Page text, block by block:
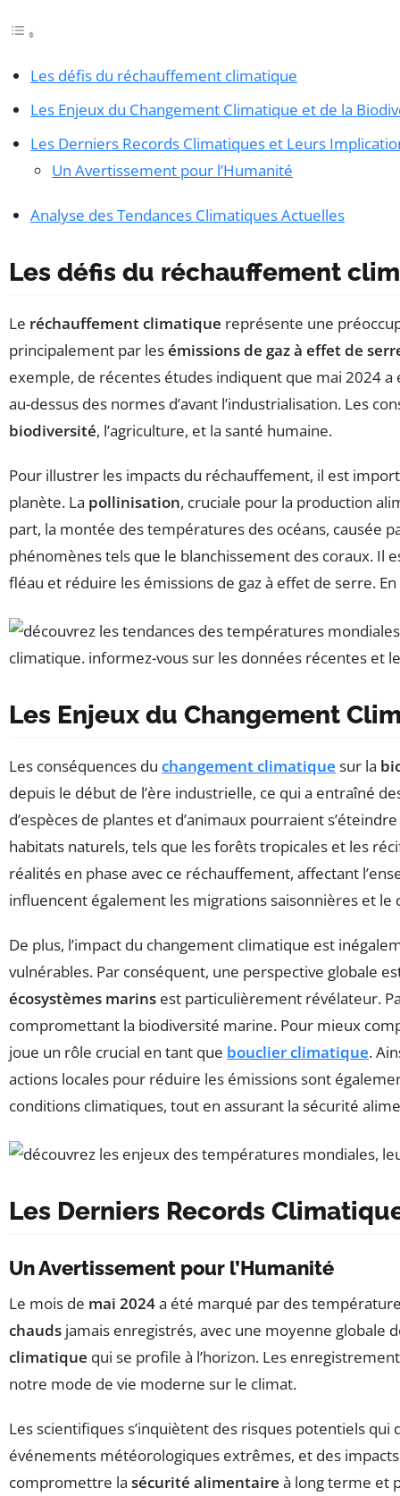
Les défis du réchauffement climatique
Les Enjeux du Changement Climatique et de la
Les Derniers Records Climatiques et Leurs
Un Avertissement pour l’Humanité
Analyse des Tendances Climatiques Actuelles
Les défis du réchauffement
Le réchauffement climatique représente une
principalement par lesémissions de gaz à effet de
exemple, de récentes études indiquent que mai 2024
au-dessus des normes d’avant l’industrialisation. Les
biodiversité, l’agriculture, et la santé humaine.
Pour illustrer les impacts du réchauffement, il est
planète. La pollinisation, cruciale pour la production
part, la montée des températures des océans, causée
phénomènes tels que le blanchissement des coraux. Il
fléau et réduire les émissions de gaz à effet de serre.
Les Enjeux du Changement
Les conséquences du changement climatique sur la
depuis le début de l’ère industrielle, ce qui a entraîné
d’espèces de plantes et d’animaux pourraient
habitats naturels, tels que les forêts tropicales et les
réalités en phase avec ce réchauffement, affectant
influencent également les migrations saisonnières et
De plus, l’impact du changement climatique est
vulnérables. Par conséquent, une perspective globale
écosystèmes marins est particulièrement révélateur.
compromettant la biodiversité marine. Pour mieux
joue un rôle crucial en tant que bouclier climatique.
actions locales pour réduire les émissions sont
conditions climatiques, tout en assurant la sécurité
Les Derniers Records
Un Avertissement pour l’Humanité
Le mois de mai 2024a été marqué par des
chauds jamais enregistrés, avec une moyenne globale
climatique qui se profile à l’horizon. Les
notre mode de vie moderne sur le climat.
Les scientifiques s’inquiètent des risques potentiels
événements météorologiques extrêmes, et des
compromettre la sécurité alimentaire à long terme et